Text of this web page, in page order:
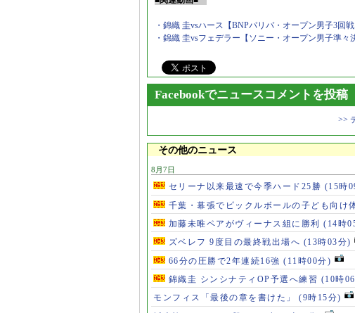
・錦織 圭vsハース【BNPパリバ・オープン男子3回戦
・錦織 圭vsフェデラー【ソニー・オープン男子準々
Facebookでニュースコメントを投稿
>>
その他のニュース
8月7日
セリーナ以来最速で今季ハード25勝 (15時
千葉・幕張でピックルボールの子ども向け
加藤未唯ペアがヴィーナス組に勝利 (14時
ズベレフ 9度目の最終戦出場へ (13時03分)
66分の圧勝で2年連続16強 (11時00分)
錦織圭 シンシナティOP予選へ練習 (10時
モンフィス「最後の章を書けた」 (9時15分)